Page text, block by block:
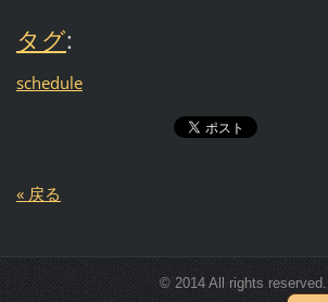
タグ:
schedule
« 戻る
© 2014 All rights reserved.